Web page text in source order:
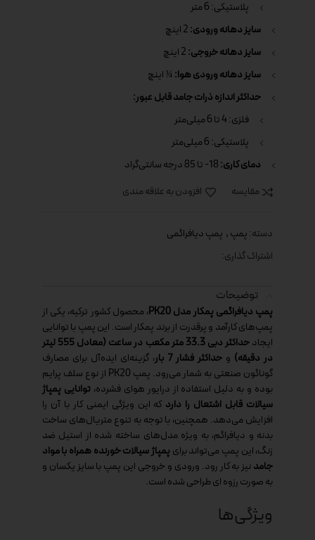
پلاستیکی: 6 متر
سایز دهانه ورودی:
سایز دهانه خروجی:
سایز دهانه ورودی هوا:¾ اینچ
حداکثر اندازه ذرات جامد قابل عبور:
فلزی: 4 تا 6 میلی‌متر
پلاستیکی: 6 میلی‌متر
دمای کاری:
مقایسه
افزودن به علاقه مندی
دسته:پمپ, پمپ دیافراگمی
اشتراک گذاری:
توضیحات
پمپ دیافراگمی پمکار مدل PK20
، محصول کشور ترکیه، یکی از
پمپ‌های کارآمد و پرقدرت از برند پمکار است. این پمپ با توانایی
ایجاد
حداکثر دبی 33.3 متر مکعب در ساعت (معادل 555 لیتر
در دقیقه) و حداکثر فشار 7 بار
، گزینه‌ای ایده‌آل برای مصارف
گوناگون صنعتی به شمار می‌رود. پمپ PK20 از نوع سلف پرایم
بوده و به دلیل استفاده از درایور هوای فشرده، توانایی پمپاژ
سیالات قابل اشتعال را دارد که این ویژگی ایمنی کار با آن را
افزایش می‌دهد. همچنین، با توجه به تنوع متریال‌های ساخت
بدنه و دیافراگم، به ویژه مدل‌های ساخته شده از استیل ضد
زنگ، این پمپ می‌تواند برای پمپاژ سیالات خورنده همراه با مواد
جامد نیز به کار رود. ورودی و خروجی این پمپ با سایز یکسان و
به صورت رزوه ای طراحی شده است.
ویژگی‌ها